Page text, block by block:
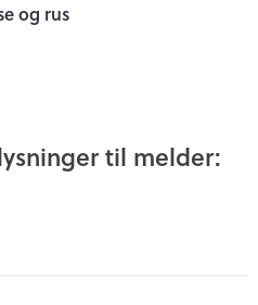
og rus
til melder: